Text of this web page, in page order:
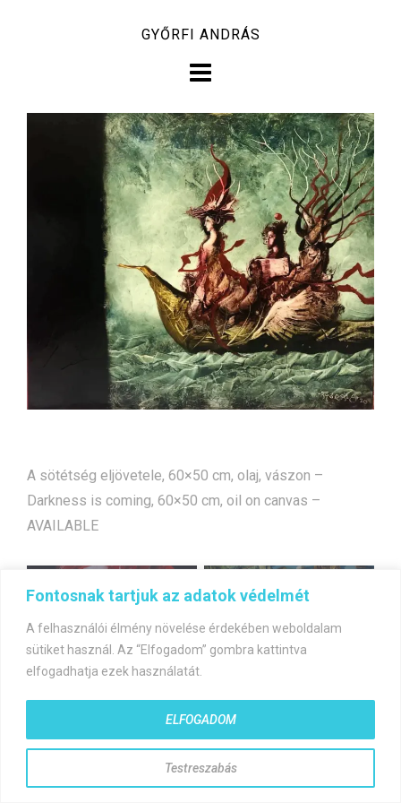
Fontosnak tartjuk az adatok védelmét
A felhasználói élmény növelése érdekében weboldalam
sütiket használ. Az “Elfogadom” gombra kattintva
elfogadhatja ezek használatát.
Testreszabás
ELFOGADOM
GYŐRFI ANDRÁS
A sötétség eljövetele, 60×50 cm, olaj, vászon –
Darkness is coming, 60×50 cm, oil on canvas –
AVAILABLE
navigáció
A túlélő Az Unikornis
©gyorfiandras.hu